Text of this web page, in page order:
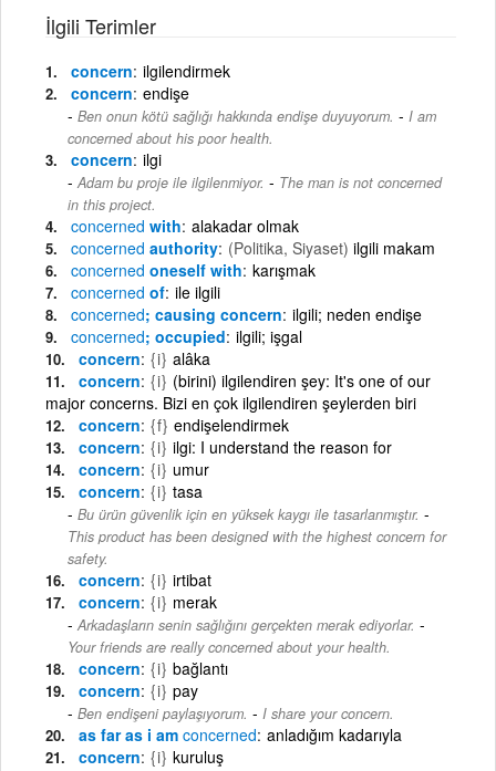
İlgili Terimler
concern ilgilendirmek
concern endişe
Ben onun kötü sağlığı hakkında endişe duyuyorum. - I am
concerned about his poor health.
concern ilgi
Adam bu proje ile ilgilenmiyor. - The man is not concerned
in this project.
concerned with alakadar olmak
concerned authority (Politika, Siyaset) ilgili makam
concerned oneself with karışmak
concerned of ile ilgili
concerned; causing concern ilgili; neden endişe
concerned; occupied ilgili; işgal
concern {i} alâka
concern {i} (birini) ilgilendiren şey: It's one of our
major concerns. Bizi en çok ilgilendiren şeylerden biri
concern {f} endişelendirmek
concern {i} ilgi: I understand the reason for
concern {i} umur
concern {i} tasa
Bu ürün güvenlik için en yüksek kaygı ile tasarlanmıştır. -
This product has been designed with the highest concern for
safety.
concern {i} irtibat
concern {i} merak
Arkadaşların senin sağlığını gerçekten merak ediyorlar. -
Your friends are really concerned about your health.
concern {i} bağlantı
concern {i} pay
Ben endişeni paylaşıyorum. - I share your concern.
as far as i am concerned anladığım kadarıyla
concern {i} kuruluş